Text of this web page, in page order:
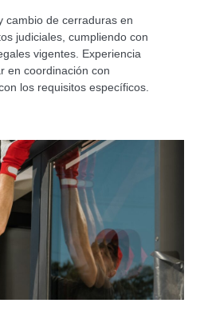
cambio de cerraduras en
judiciales, cumpliendo con
vigentes. Experiencia
en coordinación con
los requisitos específicos.